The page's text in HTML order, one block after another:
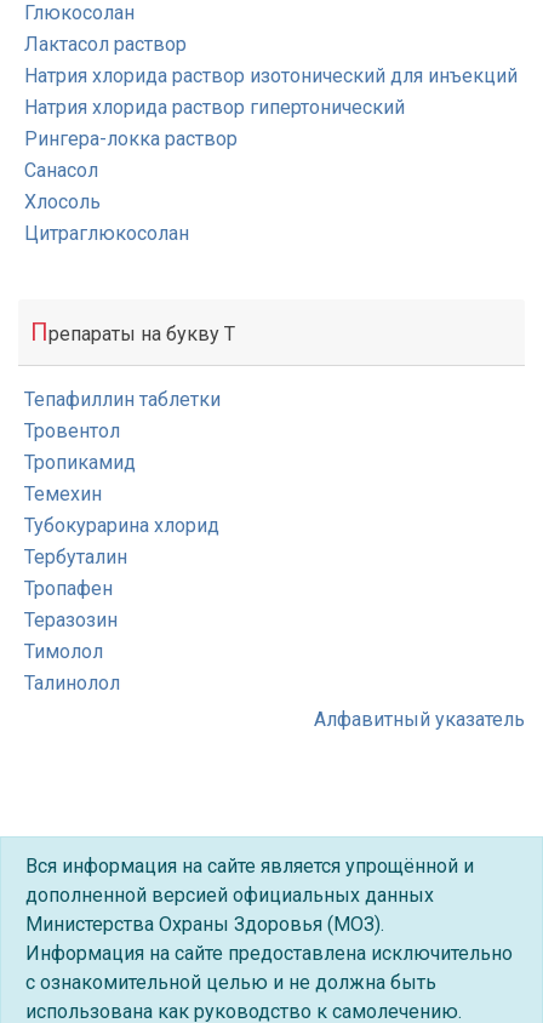
Глюкосолан
Лактасол раствор
Натрия хлорида раствор изотонический для инъекций
Натрия хлорида раствор гипертонический
Рингера-локка раствор
Санасол
Хлосоль
Цитраглюкосолан
Препараты на букву Т
Тепафиллин таблетки
Тровентол
Тропикамид
Темехин
Тубокурарина хлорид
Тербуталин
Тропафен
Теразозин
Тимолол
Талинолол
Алфавитный указатель
Вся информация на сайте является упрощённой и
дополненной версией официальных данных
Министерства Охраны Здоровья (МОЗ).
Информация на сайте предоставлена исключительно
с ознакомительной целью и не должна быть
использована как руководство к самолечению.